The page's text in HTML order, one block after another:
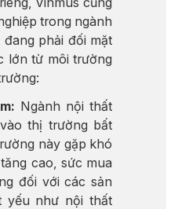
trong ngành
phải đối mặt
lớn từ môi trường
Ngành nội thất
thị trường bất
này gặp khó
cao, sức mua
đối với các sản
yếu như nội thất